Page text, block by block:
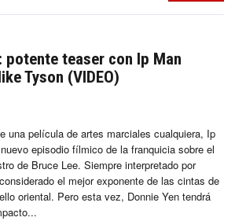
potente teaser con Ip Man
Tyson (VIDEO)
una película de artes marciales cualquiera, Ip
episodio fílmico de la franquicia sobre el
de Bruce Lee. Siempre interpretado por
el mejor exponente de las cintas de
oriental. Pero esta vez, Donnie Yen tendrá